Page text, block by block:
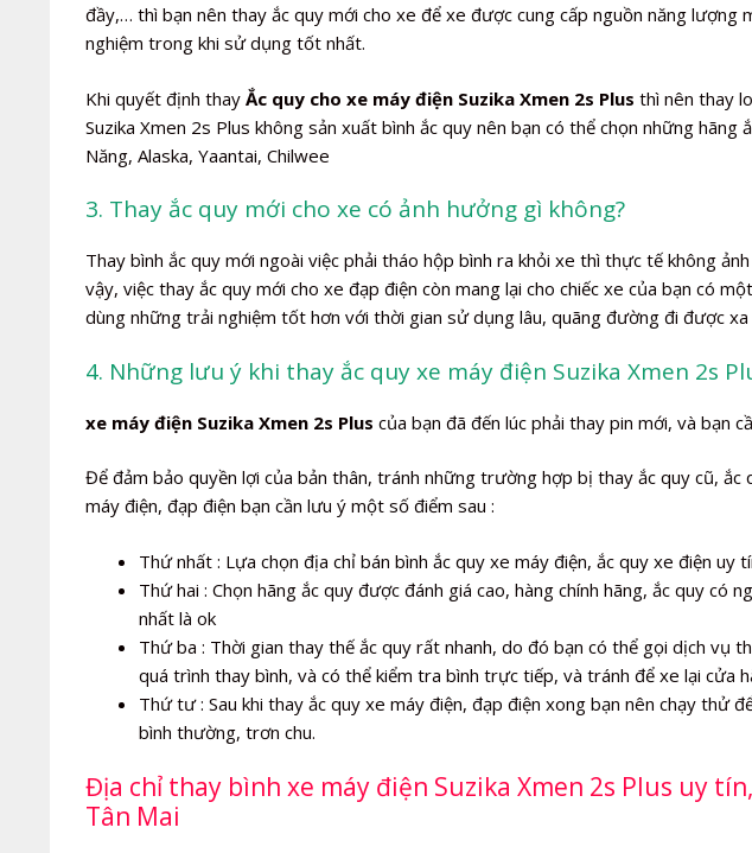
đầy,… thì bạn nên thay ắc quy mới cho xe để xe được cung cấp nguồn năng lượng
nghiệm trong khi sử dụng tốt nhất.
Khi quyết định thay Ắc quy cho xe máy điện Suzika Xmen 2s Plus thì nên thay
Suzika Xmen 2s Plus không sản xuất bình ắc quy nên bạn có thể chọn những hãng
Năng, Alaska, Yaantai, Chilwee
3. Thay ắc quy mới cho xe có ảnh hưởng gì không?
Thay bình ắc quy mới ngoài việc phải tháo hộp bình ra khỏi xe thì thực tế không
vậy, việc thay ắc quy mới cho xe đạp điện còn mang lại cho chiếc xe của bạn có
dùng những trải nghiệm tốt hơn với thời gian sử dụng lâu, quãng đường đi được xa
4. Những lưu ý khi thay ắc quy xe máy điện Suzika Xmen 2s
xe máy điện Suzika Xmen 2s Plus của bạn đã đến lúc phải thay pin mới, và bạn
Để đảm bảo quyền lợi của bản thân, tránh những trường hợp bị thay ắc quy cũ, ắc
máy điện, đạp điện bạn cần lưu ý một số điểm sau :
Thứ nhất : Lựa chọn địa chỉ bán bình ắc quy xe máy điện, ắc quy xe điện uy
Thứ hai : Chọn hãng ắc quy được đánh giá cao, hàng chính hãng, ắc quy có
nhất là ok
Thứ ba : Thời gian thay thế ắc quy rất nhanh, do đó bạn có thể gọi dịch vụ
quá trình thay bình, và có thể kiểm tra bình trực tiếp, và tránh để xe lại cửa
Thứ tư : Sau khi thay ắc quy xe máy điện, đạp điện xong bạn nên chạy thử
bình thường, trơn chu.
Địa chỉ thay bình xe máy điện Suzika Xmen 2s Plus uy
Tân Mai